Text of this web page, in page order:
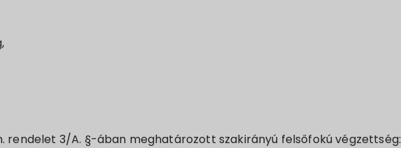
rendelet 3/A. §-ában meghatározott szakirányú felsőfokú végzettség: